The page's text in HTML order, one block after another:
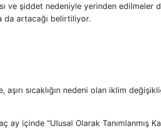
ve şiddet nedeniyle yerinden edilmeler
da artacağı belirtiliyor.
sıcaklığın nedeni olan iklim
içinde “Ulusal Olarak Tanımlanmış